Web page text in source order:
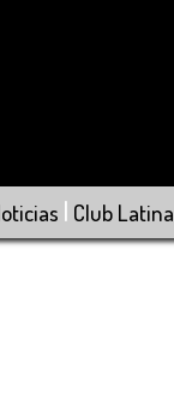
| Club Latina